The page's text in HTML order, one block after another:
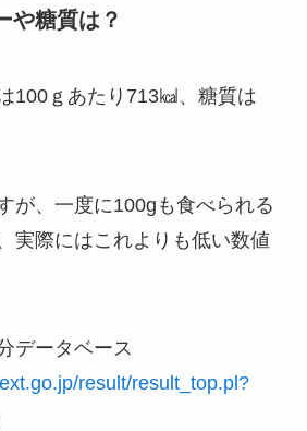
や糖質は？
100ｇあたり713㎉、糖質は
が、一度に100gも食べられる
実際にはこれよりも低い数値
データベース
result/result_top.pl?